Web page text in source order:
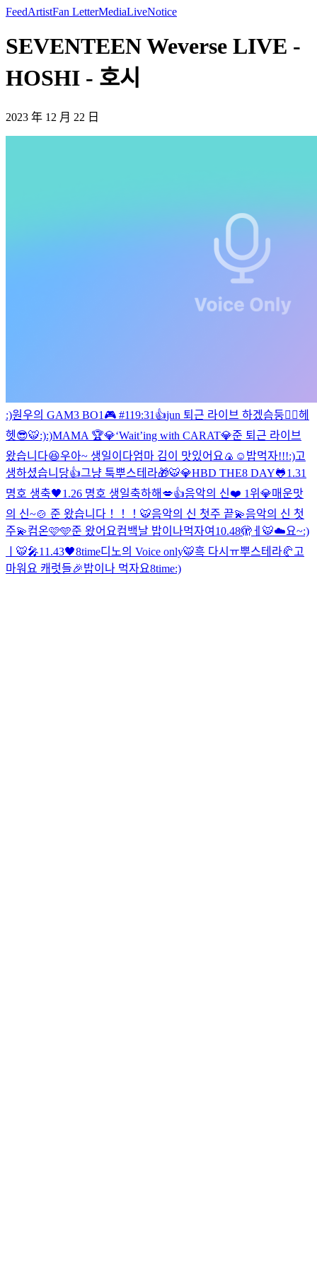
FeedArtistFan LetterMediaLiveNotice
SEVENTEEN Weverse LIVE -
HOSHI - 호시
2023 年 12 月 22 日
:)원우의 GAM3 BO1🎮 #119:31👍jun 퇴근 라이브 하겠슴둥👍🏻헤
헷😎🐯:):)MAMA 🏆💎‘Wait’ing with CARAT💎준 퇴근 라이브
왔습니다😆우아~ 생일이다엄마 김이 맛있어요🍙 ☺️ 밥먹자!!!:)고
생하셨습니당👍그냥 툭뿌스테라🎁🐯💎HBD THE8 DAY🐸1.31
명호 생축🖤1.26 명호 생일축하해💋👍음악의 신❤️ 1위💎매운맛
의 신~🍲 준 왔습니다！！！ 🐯음악의 신 첫주 끝💫음악의 신 첫
주💫컴온🩷🩵준 왔어요컴백날 밥이나먹자여 10.48🫣ㅔ 🐯☁️요~:)
🐯🎤11.43🖤8time디노의 Voice only🐯흑 다시ㅠ뿌스테라🥐 고
마워요 캐럿들🎉밥이나 먹자요8time:)